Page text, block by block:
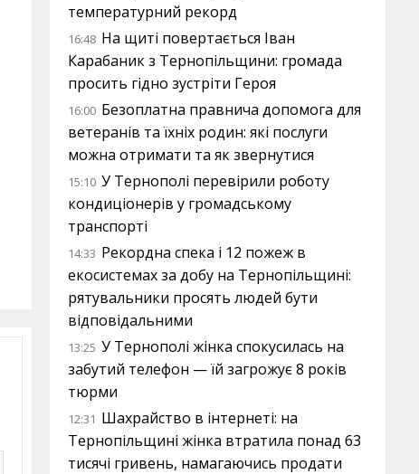
температурний рекорд
16:48 На щиті повертається Іван
Карабаник з Тернопільщини: громада
просить гідно зустріти Героя
16:00 Безоплатна правнича допомога для
ветеранів та їхніх родин: які послуги
можна отримати та як звернутися
15:10 У Тернополі перевірили роботу
кондиціонерів у громадському
транспорті
14:33 Рекордна спека і 12 пожеж в
екосистемах за добу на Тернопільщині:
рятувальники просять людей бути
відповідальними
13:25 У Тернополі жінка спокусилась на
забутий телефон — їй загрожує 8 років
тюрми
12:31 Шахрайство в інтернеті: на
Тернопільщині жінка втратила понад 63
тисячі гривень, намагаючись продати